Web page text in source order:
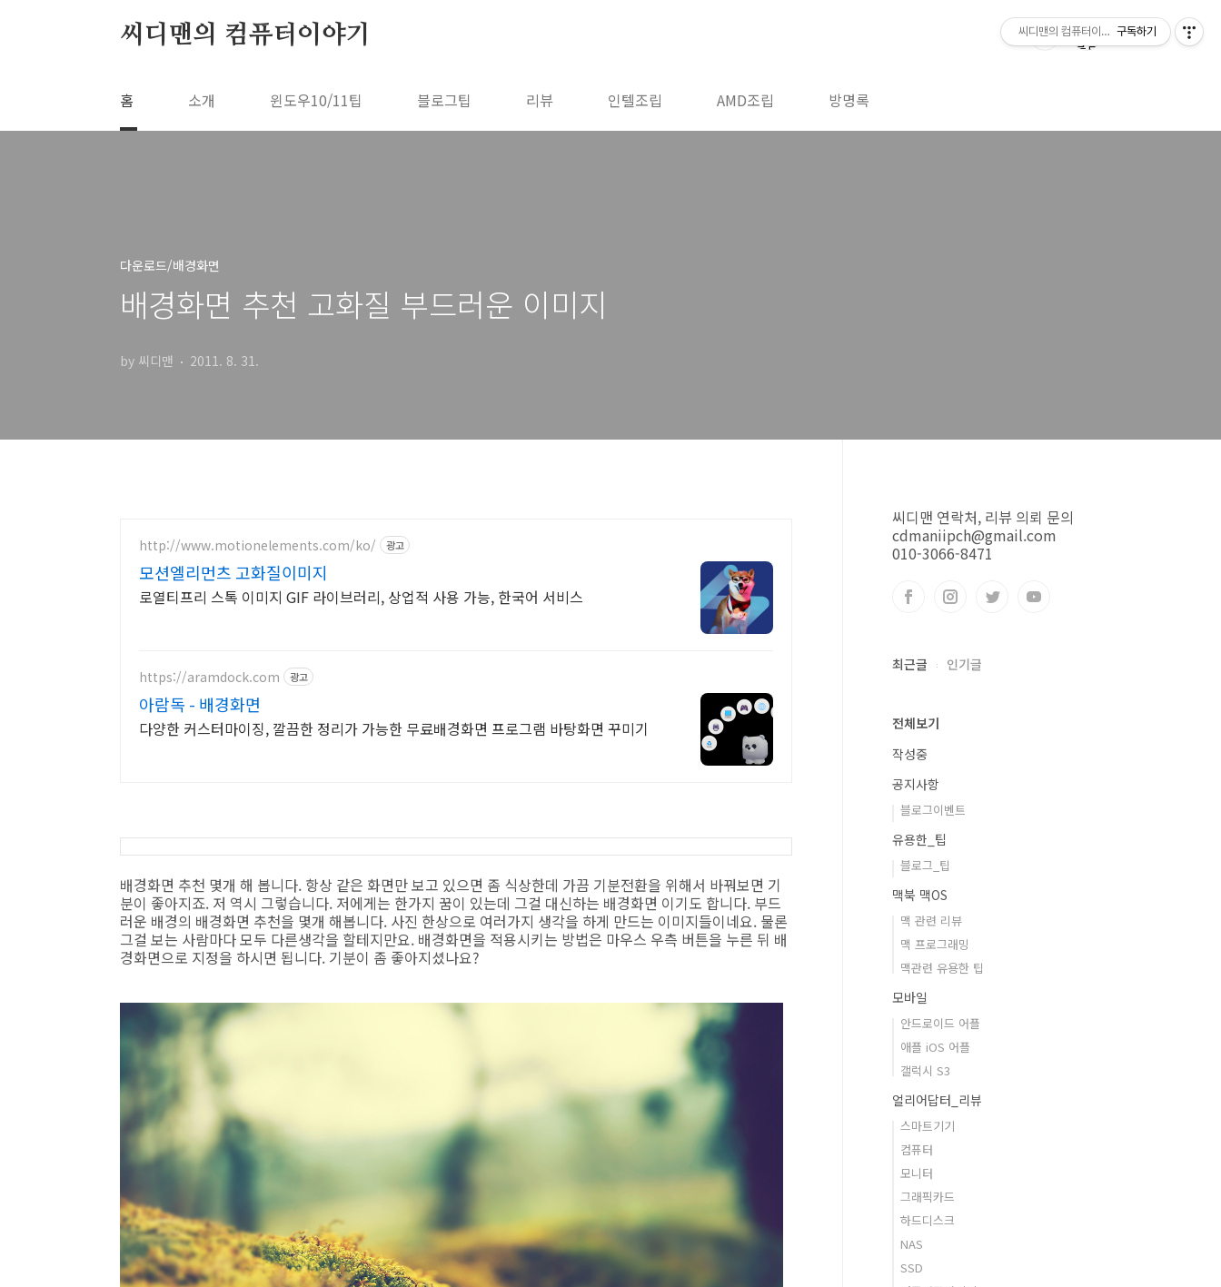
씨디맨의 컴퓨터이야기
홈 소개 윈도우10/11팁 블로그팁 리뷰 인텔조립 AMD조립 방명록
다운로드/배경화면
배경화면 추천 고화질 부드러운 이미지
by 씨디맨 2011. 8. 31.
http://www.motionelements.com/ko/ 광고
모션엘리먼츠 고화질이미지
로열티프리 스톡 이미지 GIF 라이브러리, 상업적 사용 가능, 한국어 서비스
https://aramdock.com 광고
아람독 - 배경화면
다양한 커스터마이징, 깔끔한 정리가 가능한 무료배경화면 프로그램 바탕화면 꾸미기
배경화면 추천 몇개 해 봅니다. 항상 같은 화면만 보고 있으면 좀 식상한데 가끔 기분전환을 위해서 바꿔보면 기
분이 좋아지죠. 저 역시 그렇습니다. 저에게는 한가지 꿈이 있는데 그걸 대신하는 배경화면 이기도 합니다. 부드
러운 배경의 배경화면 추천을 몇개 해봅니다. 사진 한상으로 여러가지 생각을 하게 만드는 이미지들이네요. 물론
그걸 보는 사람마다 모두 다른생각을 할테지만요. 배경화면을 적용시키는 방법은 마우스 우측 버튼을 누른 뒤 배
경화면으로 지정을 하시면 됩니다. 기분이 좀 좋아지셨나요?
씨디맨 연락처, 리뷰 의뢰 문의
cdmaniipch@gmail.com
010-3066-8471
최근글 인기글
전체보기
작성중
공지사항
블로그이벤트
유용한_팁
블로그_팁
맥북 맥OS
맥 관련 리뷰
맥 프로그래밍
맥관련 유용한 팁
모바일
안드로이드 어플
애플 iOS 어플
갤럭시 S3
얼리어답터_리뷰
스마트기기
컴퓨터
모니터
그래픽카드
하드디스크
NAS
SSD
씨디맨의 컴퓨터이야기구독하기